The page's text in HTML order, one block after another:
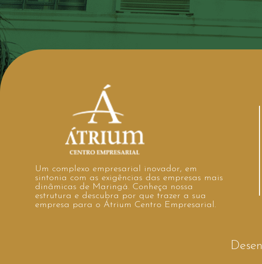
Um complexo empresarial inovador, em
sintonia com as exigências das empresas mais
dinâmicas de Maringá. Conheça nossa
estrutura e descubra por que trazer a sua
empresa para o Átrium Centro Empresarial.